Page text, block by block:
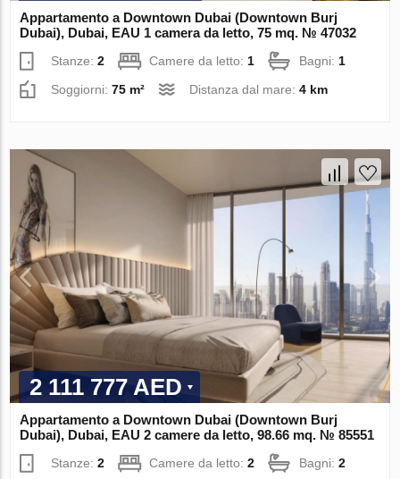
Appartamento a Downtown Dubai (Downtown Burj
Dubai), Dubai, EAU 1 camera da letto, 75 mq. № 47032
Stanze:2 Camere da letto:1 Bagni:1
Soggiorni:75 m² Distanza dal mare:4 km
2 111 777 AED
Appartamento a Downtown Dubai (Downtown Burj
Dubai), Dubai, EAU 2 camere da letto, 98.66 mq. № 85551
Stanze:2 Camere da letto:2 Bagni:2